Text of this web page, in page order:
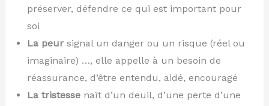
préserver, défendre ce qui est important pour
soi
La peursignal un danger ou un risque (réel ou
imaginaire) …, elle appelle à un besoin de
réassurance, d’être entendu, aidé, encouragé
La tristessenaît d’un deuil, d’une perte d’une